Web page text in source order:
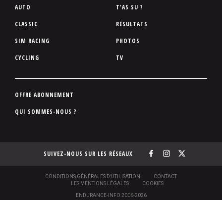
P
d
d
p
e
AUTO
CLASSIC
SIM RACING
CYCLING
T'AS SU ?
RÉSULTATS
PHOTOS
TV
P
d
p
OFFRE ABONNEMENT
QUI SOMMES-NOUS ?
SUIVEZ-NOUS SUR LES RÉSEAUX
ENDURANCE-INFO 2006-2026
CONDITIONS GÉNÉRALES D'UTILISATION
CONTACT
LES MENTIONS LÉGALES
COOKIES